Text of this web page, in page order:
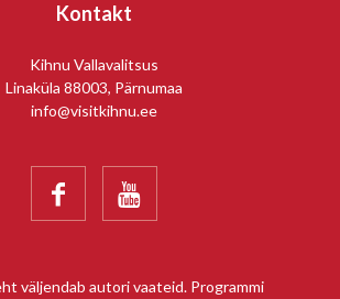
Kontakt
Kihnu Vallavalitsus
Linaküla 88003, Pärnumaa
info@visitkihnu.ee
 
väljendab autori vaateid. Programmi